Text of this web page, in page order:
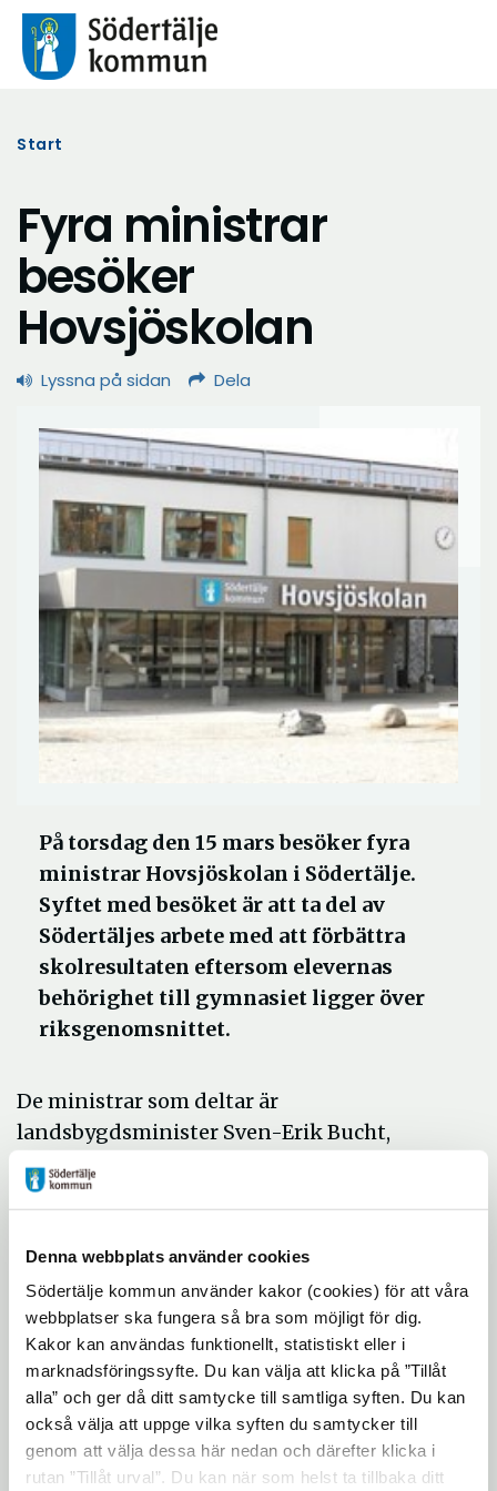
Denna webbplats använder cookies
Södertälje kommun använder kakor (cookies) för att våra
webbplatser ska fungera så bra som möjligt för dig.
Kakor kan användas funktionellt, statistiskt eller i
marknadsföringssyfte. Du kan välja att klicka på ”Tillåt
alla” och ger då ditt samtycke till samtliga syften. Du kan
också välja att uppge vilka syften du samtycker till
genom att välja dessa här nedan och därefter klicka i
rutan ”Tillåt urval”. Du kan när som helst ta tillbaka ditt
Start
Fyra ministrar
besöker
Hovsjöskolan
Lyssna på sidan Dela
På torsdag den 15 mars besöker fyra
ministrar Hovsjöskolan i Södertälje.
Syftet med besöket är att ta del av
Södertäljes arbete med att förbättra
skolresultaten eftersom elevernas
behörighet till gymnasiet ligger över
riksgenomsnittet.
De ministrar som deltar är
landsbygdsminister Sven-Erik Bucht,
justitie- och inrikesminister Morgan
Johansson, ministern för högre utbildning
och miljöminister Karolina Skog.
– Det är jätteroligt att regeringen
uppmärksammar Södertäljes skolors
framgångsrika arbete. Det känns särskilt
roligt eftersom vi har ett utvecklingsarbete
som håller över tid. Vi har hela tiden fokus
på kvalitet i undervisningen och det har